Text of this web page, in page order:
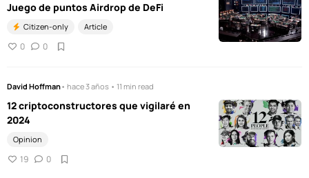
Juego de puntos Airdrop de DeFi
Citizen-only Article
0 0
David Hoffman• hace 3 años • 11 min read
12 criptoconstructores que vigilaré en
2024
Opinion
19 0